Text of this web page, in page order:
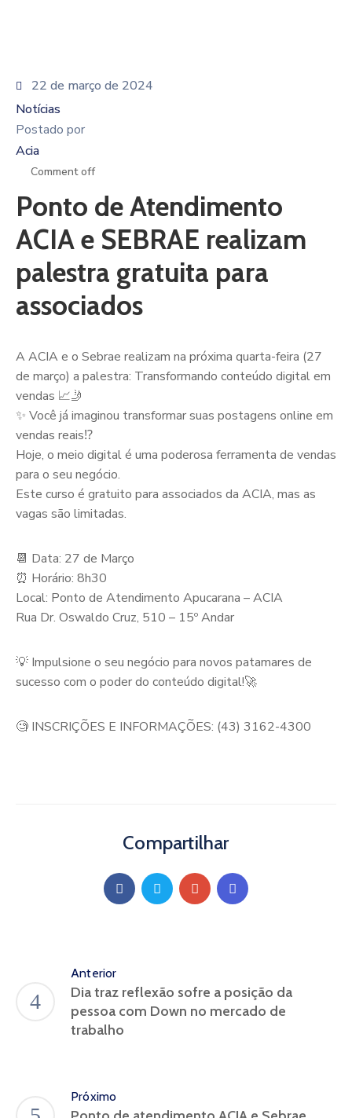
22 de março de 2024
Notícias
Postado por
Acia
Comment off
Ponto de Atendimento
ACIA e SEBRAE realizam
palestra gratuita para
associados
A ACIA e o Sebrae realizam na próxima quarta-feira (27
de março) a palestra: Transformando conteúdo digital em
vendas 📈🤳
✨ Você já imaginou transformar suas postagens online em
vendas reais⁉️
Hoje, o meio digital é uma poderosa ferramenta de vendas
para o seu negócio.
Este curso é gratuito para associados da ACIA, mas as
vagas são limitadas.
📆 Data: 27 de Março
⏰ Horário: 8h30
Local: Ponto de Atendimento Apucarana – ACIA
Rua Dr. Oswaldo Cruz, 510 – 15º Andar
💡 Impulsione o seu negócio para novos patamares de
sucesso com o poder do conteúdo digital!🚀
🧐 INSCRIÇÕES E INFORMAÇÕES: (43) 3162-4300
Compartilhar
Anterior
Dia traz reflexão sofre a posição da
pessoa com Down no mercado de
trabalho
Próximo